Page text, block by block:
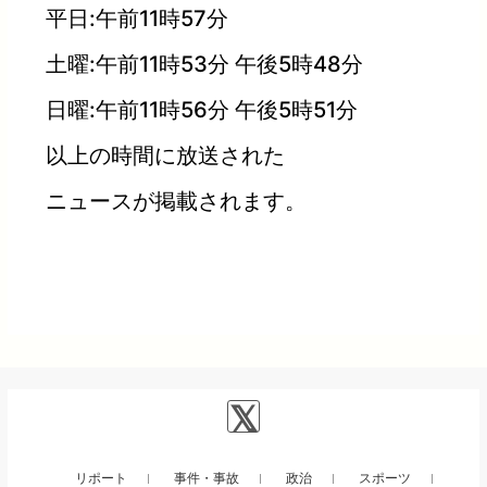
平日:午前11時57分
土曜:午前11時53分 午後5時48分
日曜:午前11時56分 午後5時51分
以上の時間に放送された
ニュースが掲載されます。
リポート 事件・事故 政治 スポーツ